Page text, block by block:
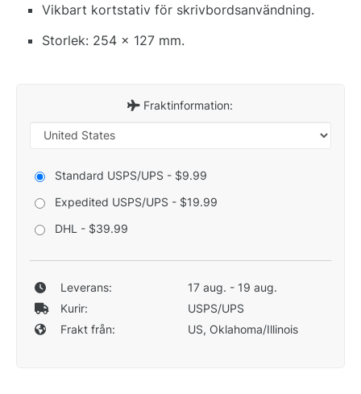
Vikbart kortstativ för skrivbordsanvändning.
Storlek: 254 x 127 mm.
Fraktinformation:
Standard USPS/UPS - $9.99
Expedited USPS/UPS - $19.99
DHL - $39.99
Leverans:
17 aug. - 19 aug.
Kurir:
USPS/UPS
Frakt från:
US, Oklahoma/Illinois